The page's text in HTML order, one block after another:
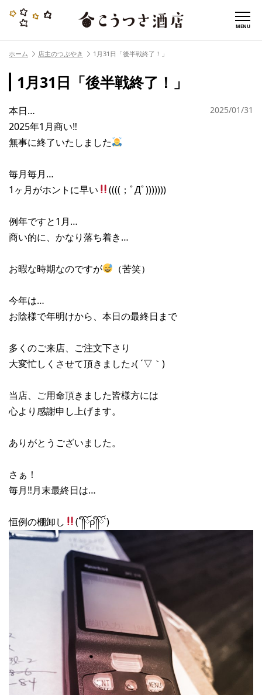
MENU
ホーム 店主のつぶやき 1月31日「後半戦終了！」
1月31日「後半戦終了！」
2025/01/31
本日…
2025年1月商い‼︎
無事に終了いたしました
毎月毎月…
1ヶ月がホントに早い
((((；ﾟДﾟ)))))))
例年ですと1月…
商い的に、かなり落ち着き…
お暇な時期なのですが （苦笑）
今年は…
お陰様で年明けから、本日の最終日まで
多くのご来店、ご注文下さり
大変忙しくさせて頂きました♪( ´▽｀)
当店、ご用命頂きました皆様方には
心より感謝申し上げます。
ありがとうございました。
さぁ！
毎月‼︎月末最終日は…
恒例の棚卸し (´༎ຶོρ༎ຶོ`)